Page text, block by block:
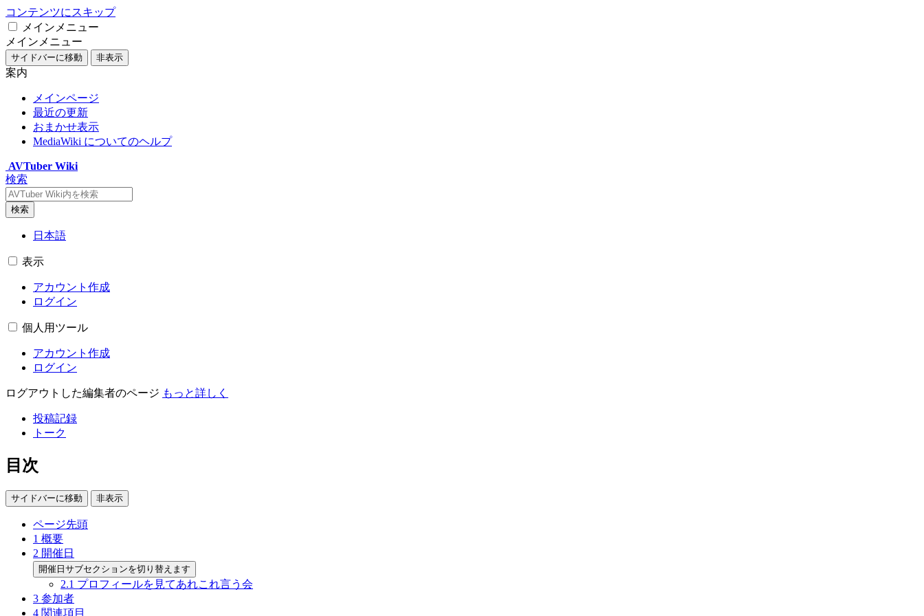
コンテンツにスキップ
メインメニュー
メインメニュー
サイドバーに移動 非表示
案内
メインページ
最近の更新
おまかせ表示
MediaWiki についてのヘルプ
AVTuber Wiki
検索
検索
日本語
表示
アカウント作成
ログイン
個人用ツール
アカウント作成
ログイン
ログアウトした編集者のページ もっと詳しく
投稿記録
トーク
目次
サイドバーに移動 非表示
ページ先頭
1 概要
2 開催日
開催日サブセクションを切り替えます
2.1 プロフィールを見てあれこれ言う会
3 参加者
4 関連項目